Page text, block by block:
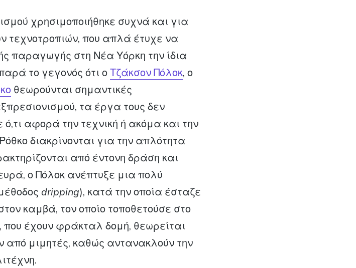
χρησιμοποιήθηκε συχνά και για
τεχνοτροπιών, που απλά έτυχε να
παραγωγής στη Νέα Υόρκη την ίδια
το γεγονός ότι οΤζάκσον Πόλοκ, ο
θεωρούνται σημαντικές
τα έργα τους δεν
αφορά την τεχνική ή ακόμα και την
διακρίνονται για την απλότητα
από έντονη δράση και
ο Πόλοκ ανέπτυξε μια πολύ
dripping), κατά την οποία έσταζε
καμβά, τον οποίο τοποθετούσε στο
έχουν φράκταλ δομή, θεωρείται
μιμητές, καθώς αντανακλούν την